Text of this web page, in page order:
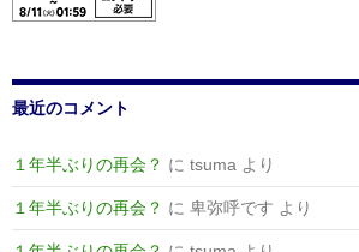
最近のコメント
１年半ぶりの再会？ に tsuma より
１年半ぶりの再会？ に 卑弥呼です より